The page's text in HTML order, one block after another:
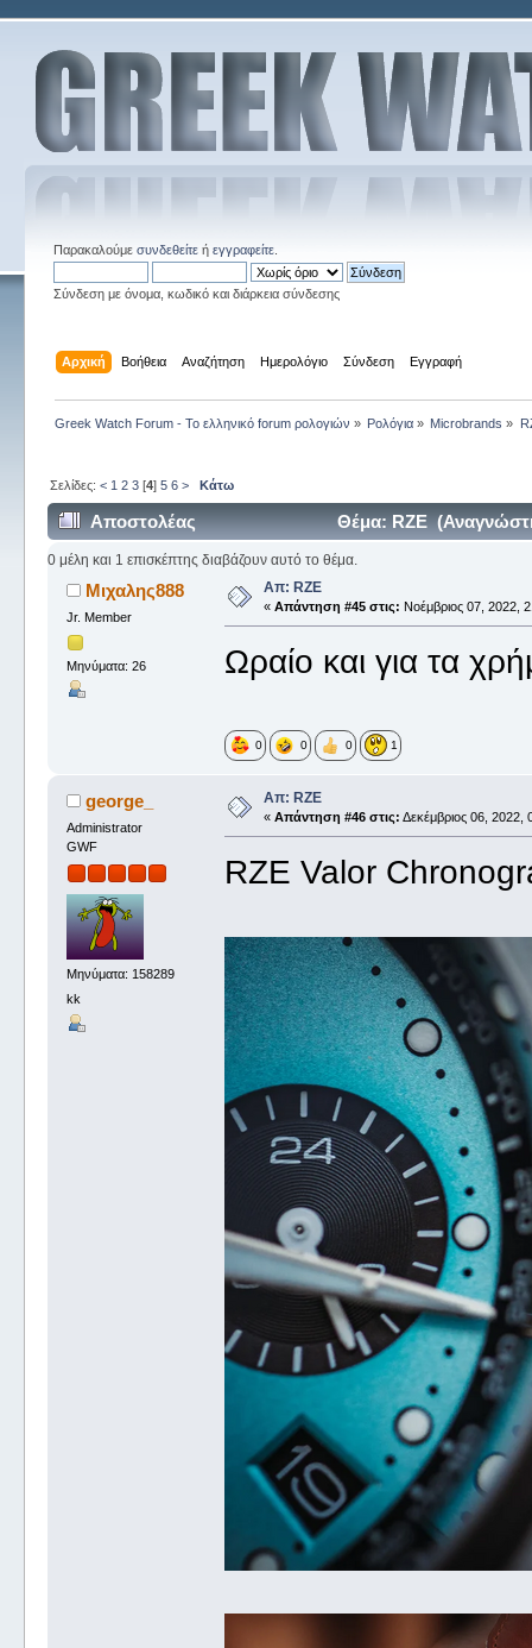
Παρακαλούμε συνδεθείτεή εγγραφείτε.
Σύνδεση με όνομα, κωδικό και διάρκεια σύνδεσης
Αρχική Βοήθεια Αναζήτηση Ημερολόγιο Σύνδεση Εγγραφή
Greek Watch Forum - Το ελληνικό forum ρολογιών » Ρολόγια » Microbrands »
Σελίδες: < 1 2 3[4] 5 6 > Κάτω
Αποστολέας Θέμα: RZE
0 μέλη και 1 επισκέπτης διαβάζουν αυτό το θέμα.
Μιχαλης888
Jr. Member
Μηνύματα: 26
Απ: RZE
« Απάντηση #45 στις: Νοέμβριος 07, 2022,
Ωραίο και για τα
0 0 0 1
george_
Administrator
GWF
Μηνύματα: 158289
kk
Απ: RZE
« Απάντηση #46 στις: Δεκέμβριος 06, 2022,
RZE Valor